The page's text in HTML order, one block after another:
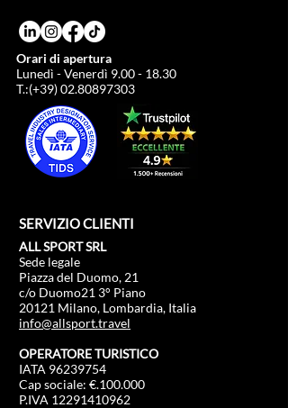
Orari di apertura
Lunedì - Venerdì 9.00 - 18.30
T.:(+39)02.80897303
SERVIZIO CLIENTI
ALL SPORT SRL
Sede legale
Piazza del Duomo, 21
c/o Duomo21 3° Piano
20121 Milano, Lombardia, Italia
info@allsport.travel
OPERATORE TURISTICO
IATA 96239754
Cap sociale: €.100.000
P.IVA 12291410962